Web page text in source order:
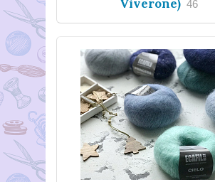
Viverone) 46